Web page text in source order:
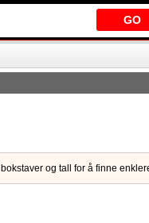
GO
og tall for å finne